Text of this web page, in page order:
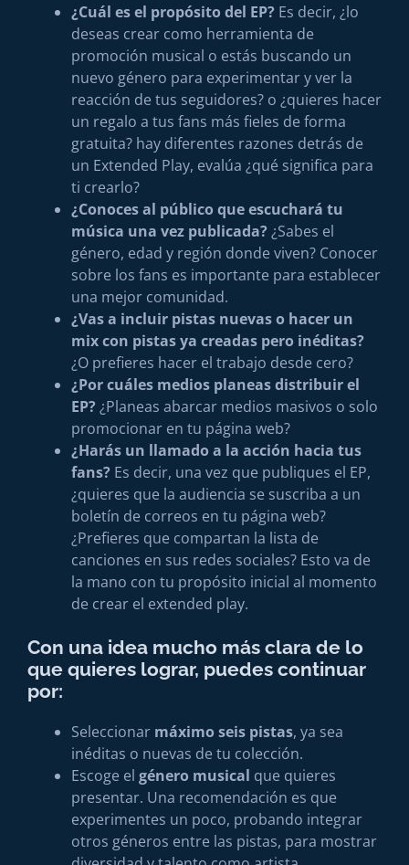
¿Cuál es el propósito del EP? Es decir, ¿lo
deseas crear como herramienta de
promoción musical o estás buscando un
nuevo género para experimentar y ver la
reacción de tus seguidores? o ¿quieres hacer
un regalo a tus fans más fieles de forma
gratuita? hay diferentes razones detrás de
un Extended Play, evalúa ¿qué significa para
ti crearlo?
¿Conoces al público que escuchará tu
música una vez publicada?¿Sabes el
género, edad y región donde viven? Conocer
sobre los fans es importante para establecer
una mejor comunidad.
¿Vas a incluir pistas nuevas o hacer un
mix con pistas ya creadas pero inéditas?
¿O prefieres hacer el trabajo desde cero?
¿Por cuáles medios planeas distribuir el
EP?¿Planeas abarcar medios masivos o solo
promocionar en tu página web?
¿Harás un llamado a la acción hacia tus
fans? Es decir, una vez que publiques el EP,
¿quieres que la audiencia se suscriba a un
boletín de correos en tu página web?
¿Prefieres que compartan la lista de
canciones en sus redes sociales? Esto va de
la mano con tu propósito inicial al momento
de crear el extended play.
Con una idea mucho más clara de lo
que quieres lograr, puedes continuar
por:
Seleccionar máximo seis pistas, ya sea
inéditas o nuevas de tu colección.
Escoge el género musical que quieres
presentar. Una recomendación es que
experimentes un poco, probando integrar
otros géneros entre las pistas, para mostrar